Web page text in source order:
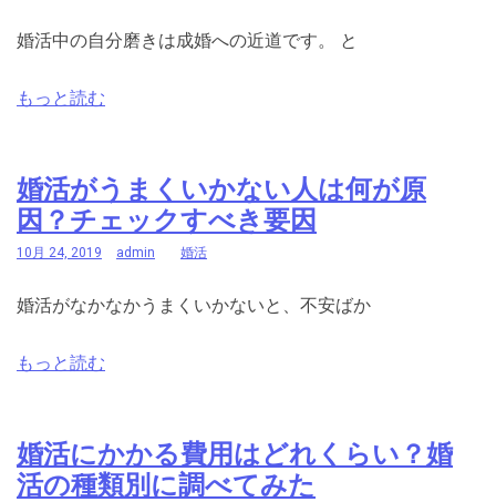
婚活中の自分磨きは成婚への近道です。 と
もっと読む
婚活がうまくいかない人は何が原
因？チェックすべき要因
10月 24, 2019 admin 婚活
婚活がなかなかうまくいかないと、不安ばか
もっと読む
婚活にかかる費用はどれくらい？婚
活の種類別に調べてみた